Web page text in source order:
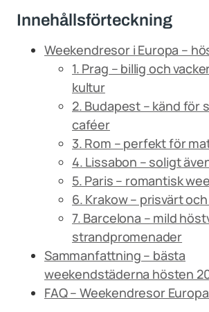
Innehållsförteckning
Weekendresor i Europa –
1. Prag – billig och
kultur
2. Budapest – känd för
caféer
3. Rom – perfekt för
4. Lissabon – soligt
5. Paris – romantisk
6. Krakow – prisvärt
7. Barcelona – mild
strandpromenader
Sammanfattning – bästa
weekendstäderna hösten
FAQ – Weekendresor